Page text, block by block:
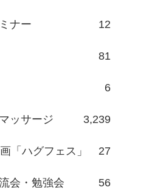
ナー 12
81
6
ッサージ 3,239
「ハグフェス」 27
会・勉強会 56